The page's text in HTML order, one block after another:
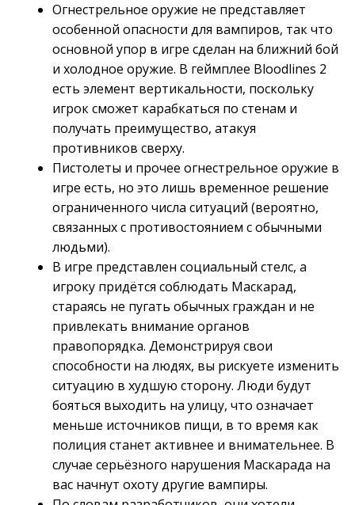
Огнестрельное оружие не представляет
особенной опасности для вампиров, так что
основной упор в игре сделан на ближний бой
и холодное оружие. В геймплее Bloodlines 2
есть элемент вертикальности, поскольку
игрок сможет карабкаться по стенам и
получать преимущество, атакуя
противников сверху.
Пистолеты и прочее огнестрельное оружие в
игре есть, но это лишь временное решение
ограниченного числа ситуаций (вероятно,
связанных с противостоянием с обычными
людьми).
В игре представлен социальный стелс, а
игроку придётся соблюдать Маскарад,
стараясь не пугать обычных граждан и не
привлекать внимание органов
правопорядка. Демонстрируя свои
способности на людях, вы рискуете изменить
ситуацию в худшую сторону. Люди будут
бояться выходить на улицу, что означает
меньше источников пищи, в то время как
полиция станет активнее и внимательнее. В
случае серьёзного нарушения Маскарада на
вас начнут охоту другие вампиры.